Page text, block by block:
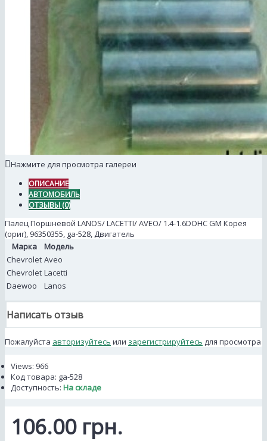
Нажмите для просмотра галереи
ОПИСАНИЕ
АВТОМОБИЛЬ
ОТЗЫВЫ (0)
Палец Поршневой LANOS/ LACETTI/ AVEO/ 1.4-1.6DOHC GM Корея
(ориг), 96350355, ga-528, Двигатель
Марка
Модель
Chevrolet Aveo
Chevrolet Lacetti
Daewoo
Lanos
Написать отзыв
Пожалуйста авторизуйтесь или зарегистрируйтесь для просмотра
Views: 966
Код товара: ga-528
Доступность: На складе
106.00 грн.